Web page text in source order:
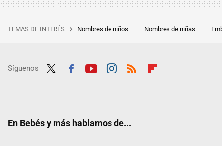
TEMAS DE INTERÉS Nombres de niños Nombres de niñas
Síguenos
En Bebés y más hablamos de...